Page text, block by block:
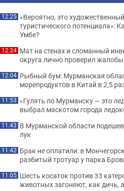
12:25 «Вероятно, это
туристического потенциала»:
Умбе?
12:24 Мат на стенах и сломанный
округа лично проверил
12:04 Рыбный бум: Мурманская
морепродуктов в Китай в 2,5
11:53 «Гулять по Мурманску — это
выбрал маскотом города
11:43 В Мурманской области
лук
11:42 Брак не оплатили: в
разбитый тротуар у парка
11:05 Шесть косаток против 33
животных загоняют, как дичь,